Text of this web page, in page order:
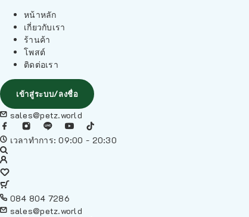
หน้าหลัก
เกี่ยวกับเรา
ร้านค้า
โพสต์
ติดต่อเรา
เข้าสู่ระบบ/ลงชื่อ
sales@petz.world
เวลาทำการ: 09:00 - 20:30
084 804 7286
sales@petz.world